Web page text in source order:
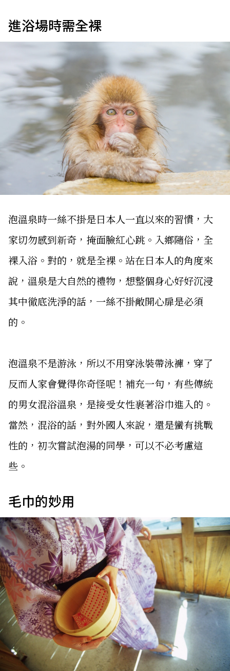
進浴場時需全裸
泡溫泉時一絲不掛是日本人一直以來的習慣，大
家切勿感到新奇，掩面臉紅心跳。入鄉隨俗，全
裸入浴。對的，就是全裸。站在日本人的角度來
說，溫泉是大自然的禮物，想整個身心好好沉浸
其中徹底洗淨的話，一絲不掛敞開心扉是必須
的。
泡溫泉不是游泳，所以不用穿泳裝帶泳褲，穿了
反而人家會覺得你奇怪呢！補充一句，有些傳統
的男女混浴溫泉，是接受女性裹著浴巾進入的。
當然，混浴的話，對外國人來說，還是蠻有挑戰
性的，初次嘗試泡湯的同學，可以不必考慮這
些。
毛巾的妙用